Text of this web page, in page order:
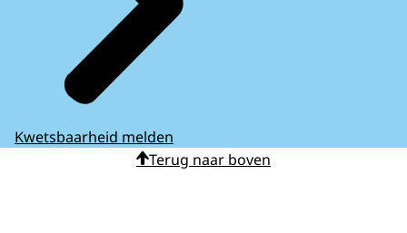
Kwetsbaarheid melden
Terug naar boven